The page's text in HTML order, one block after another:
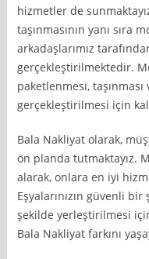
hizmetler de
taşınmasının yanı
arkadaşlarımız
gerçekleştirilmektedir.
paketlenmesi,
gerçekleştirilmesi için
Bala Nakliyat olarak,
ön planda tutmaktayız.
alarak, onlara en iyi
Eşyalarınızın güvenli
şekilde yerleştirilmesi
Bala Nakliyat farkını